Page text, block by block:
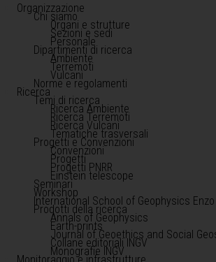
Organizzazione
Chi siamo
Organi e strutture
Sezioni e sedi
Personale
Dipartimenti di ricerca
Ambiente
Terremoti
Vulcani
Norme e regolamenti
Ricerca
Temi di ricerca
Ricerca Ambiente
Ricerca Terremoti
Ricerca Vulcani
Tematiche trasversali
Progetti e Convenzioni
Convenzioni
Progetti
Progetti PNRR
Einstein telescope
Seminari
Workshop
International School of Geophysics
Prodotti della ricerca
Annals of Geophysics
Earth-prints
Journal of Geoethics and Social
Collane editoriali INGV
Monografie INGV
Monitoraggio e infrastrutture